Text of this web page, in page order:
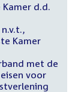
d.d.
Kamer
met de
voor